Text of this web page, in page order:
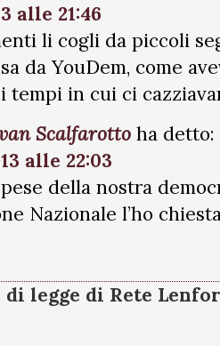
alle 21:46
li cogli da piccoli
da YouDem, come
tempi in cui ci
Scalfarotto ha detto:
alle 22:03
della nostra
Nazionale l’ho
legge di Rete